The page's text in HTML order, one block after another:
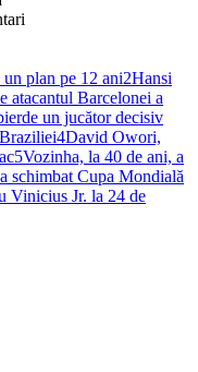
plan pe 12 ani2Hansi
atacantul Barcelonei a
un jucător decisiv
4David Owori,
5Vozinha, la 40 de ani, a
schimbat Cupa Mondială
Vinicius Jr. la 24 de